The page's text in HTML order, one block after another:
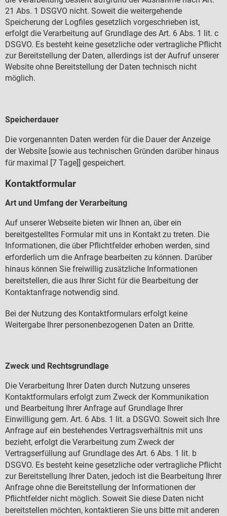
21 Abs. 1 DSGVO nicht. Soweit die weitergehende
Speicherung der Logfiles gesetzlich vorgeschrieben ist,
erfolgt die Verarbeitung auf Grundlage des Art. 6 Abs. 1 lit. c
DSGVO. Es besteht keine gesetzliche oder vertragliche Pflicht
zur Bereitstellung der Daten, allerdings ist der Aufruf unserer
Website ohne Bereitstellung der Daten technisch nicht
möglich.
Speicherdauer
Die vorgenannten Daten werden für die Dauer der Anzeige
der Website [sowie aus technischen Gründen darüber hinaus
für maximal [7 Tage]] gespeichert.
Kontaktformular
Art und Umfang der Verarbeitung
Auf unserer Webseite bieten wir Ihnen an, über ein
bereitgestelltes Formular mit uns in Kontakt zu treten. Die
Informationen, die über Pflichtfelder erhoben werden, sind
erforderlich um die Anfrage bearbeiten zu können. Darüber
hinaus können Sie freiwillig zusätzliche Informationen
bereitstellen, die aus Ihrer Sicht für die Bearbeitung der
Kontaktanfrage notwendig sind.
Bei der Nutzung des Kontaktformulars erfolgt keine
Weitergabe Ihrer personenbezogenen Daten an Dritte.
Zweck und Rechtsgrundlage
Die Verarbeitung Ihrer Daten durch Nutzung unseres
Kontaktformulars erfolgt zum Zweck der Kommunikation
und Bearbeitung Ihrer Anfrage auf Grundlage Ihrer
Einwilligung gem. Art. 6 Abs. 1 lit. a DSGVO. Soweit sich Ihre
Anfrage auf ein bestehendes Vertragsverhältnis mit uns
bezieht, erfolgt die Verarbeitung zum Zweck der
Vertragserfüllung auf Grundlage des Art. 6 Abs. 1 lit. b
DSGVO. Es besteht keine gesetzliche oder vertragliche Pflicht
zur Bereitstellung Ihrer Daten, jedoch ist die Bearbeitung Ihrer
Anfrage ohne die Bereitstellung der Informationen der
Pflichtfelder nicht möglich. Soweit Sie diese Daten nicht
bereitstellen möchten, kontaktieren Sie uns bitte mit anderen